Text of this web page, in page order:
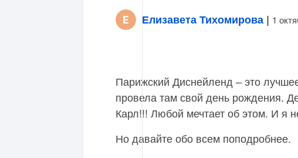
Елизавета Тихомирова | 1
Парижский Диснейленд – это
провела там свой день рождения.
Карл!!! Любой мечтает об этом. И я
Но давайте обо всем поподробнее.